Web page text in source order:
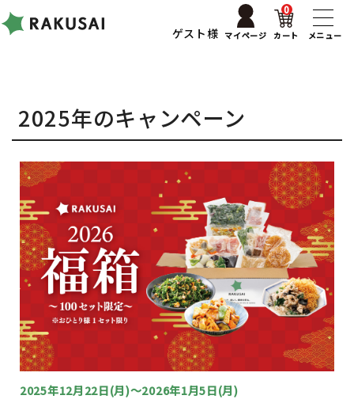
ゲスト様 マイページ カート
0
メニュー
2025年のキャンペーン
2025年12月22日(月)〜2026年1月5日(月)